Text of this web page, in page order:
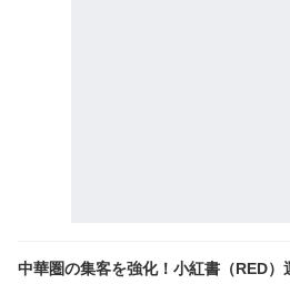
中華圏の集客を強化！小紅書（RED）